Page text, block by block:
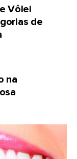
Vôlei
de
na